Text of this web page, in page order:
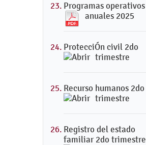
Programas operativos
anuales 2025
ProtecciÓn civil 2do
trimestre
Recurso humanos 2do
trimestre
Registro del estado
familiar 2do trimestre